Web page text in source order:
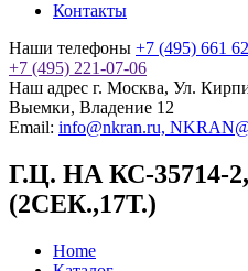
Контакты
Наши телефоны +7 (495) 661
+7 (495) 221-07-06
Наш адрес г. Москва, Ул.
Выемки, Владение 12
Email: info@nkran.ru,
Г.Ц. НА КС-35714-
(2СЕК.,17Т.)
Home